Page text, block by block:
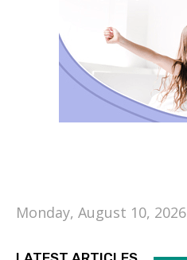
Monday, August 10, 2026